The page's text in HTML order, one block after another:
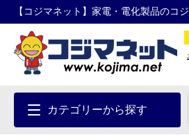
【コジマネット】家電・電化製品のコ
カテゴリーから探す